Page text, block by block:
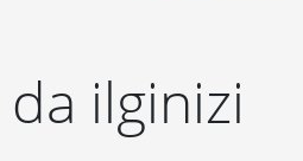
ilginizi